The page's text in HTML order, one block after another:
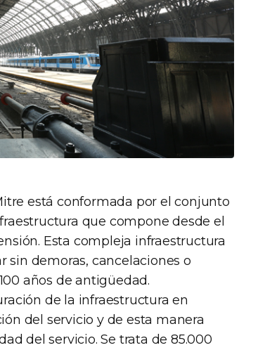
está conformada por el conjunto
que compone desde el
Esta compleja infraestructura
sin demoras, cancelaciones o
años de antigüedad.
de la infraestructura en
del servicio y de esta manera
del servicio. Se trata de 85.000